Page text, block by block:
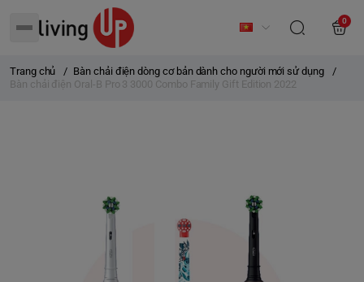
0
Trang chủ / Bàn chải điện dòng cơ bản dành cho người mới sử dụng
/
Bàn chải điện Oral-B Pro 3 3000 Combo Family Gift Edition 2022